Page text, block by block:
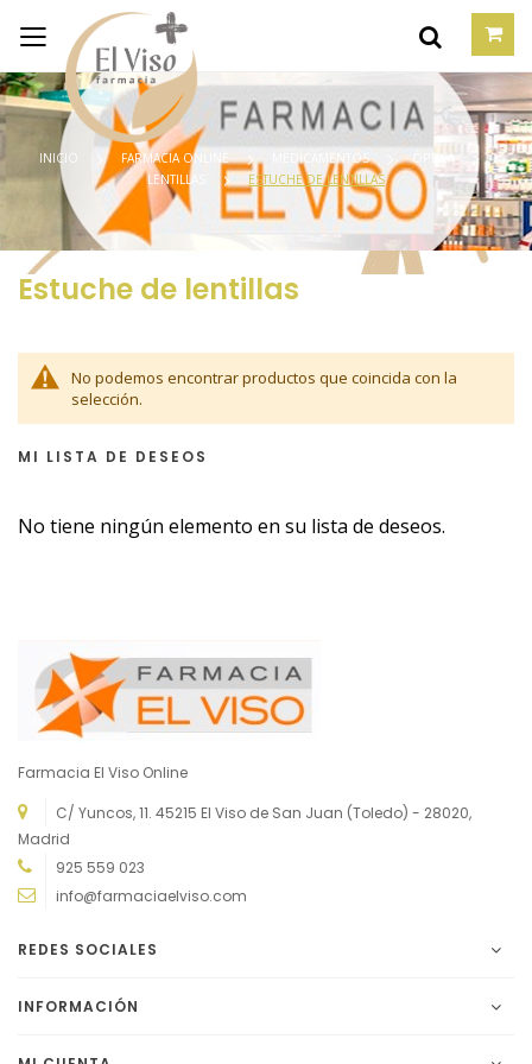
INICIO FARMACIA ONLINE MEDICAMENTOS
ÓPTICA
LENTILLAS
ESTUCHE DE LENTILLAS
Estuche de lentillas
No podemos encontrar productos que coincida con la
selección.
MI LISTA DE DESEOS
No tiene ningún elemento en su lista de deseos.
Farmacia El Viso Online
C/ Yuncos, 11. 45215 El Viso de San Juan (Toledo) - 28020,
Madrid
925 559 023
info@farmaciaelviso.com
REDES SOCIALES
INFORMACIÓN